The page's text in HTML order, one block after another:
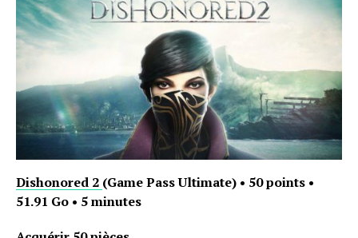
Dishonored 2 (Game Pass Ultimate) • 50 points •
51.91 Go • 5 minutes
Whatsapp
Email